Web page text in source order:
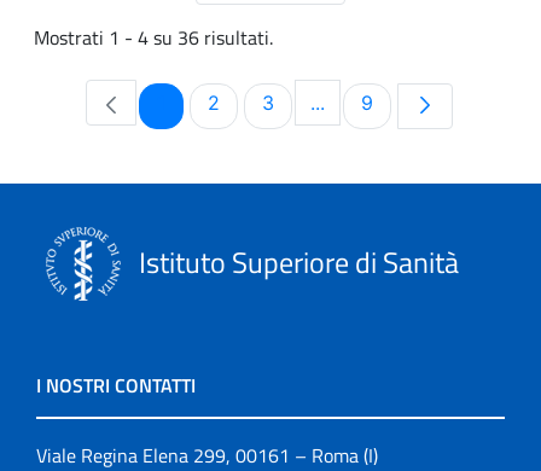
Mostrati 1 - 4 su 36 risultati.
PaginaPagina
2 Pagina
3 ...Pagine intermedie Use
Pagina
9
Istituto Superiore di Sanità
I NOSTRI CONTATTI
Viale Regina Elena 299, 00161 – Roma (I)